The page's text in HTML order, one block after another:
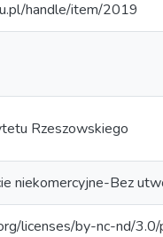
handle/item/2019
Rzeszowskiego
niekomercyjne-Bez
licenses/by-nc-nd/